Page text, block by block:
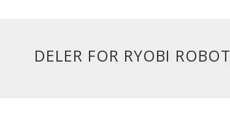
DELER FOR RYOBI ROBOT